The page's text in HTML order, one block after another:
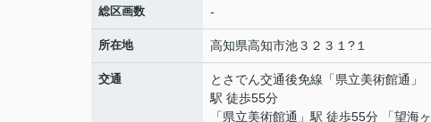
総区画数 -
所在地 高知県高知市池３２３１?１
交通 とさでん交通後免線 「県立美術館通 」
駅 徒歩55分
「県立美術館通」駅 徒歩55分 「望海ヶ